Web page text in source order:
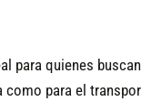
quienes
como para el